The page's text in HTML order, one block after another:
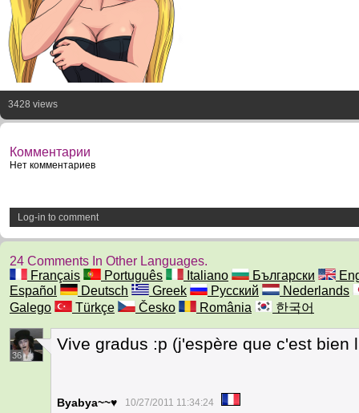
3428 views
Комментарии
Нет комментариев
Log-in to comment
24 Comments In Other Languages.
Français
Português Italiano Български
Español
Deutsch Greek Русский
Nederlands
Galego
Türkçe Česko România 한국어
36
Vive gradus :p (j'espère que c'est bien
Byabya~~♥ 10/27/2011 11:34:24